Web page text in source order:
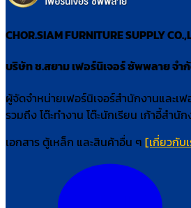
CHOR.SIAM FURNITURE SUPPLY
บริษัท ช.สยาม เฟอร์นิเจอร์ ซัพพลาย จำ
ผู้จัดจำหน่ายเฟอร์นิเจอร์สำนักงานและเฟ
รวมถึง โต๊ะทำงาน โต๊ะนักเรียน เก้าอี้สำนั
เอกสาร ตู้เหล็ก และสินค้าอื่น ๆ [เกี่ยวกับ